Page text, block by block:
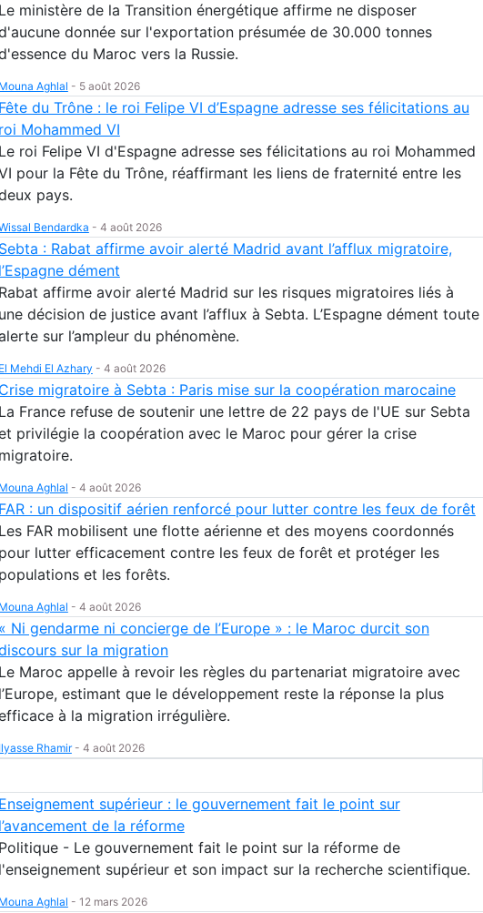
Le ministère de la Transition énergétique affirme ne disposer
donnée sur l'exportation présumée de 30.000 tonnes
du Maroc vers la Russie.
Mouna Aghlal - 5 août 2026
Fête du Trône : le roi Felipe VI d’Espagne adresse ses félicitations au
roi Mohammed VI
Le roi Felipe VI d'Espagne adresse ses félicitations au roi Mohammed
pour la Fête du Trône, réaffirmant les liens de fraternité entre les
pays.
Bendardka - 4 août 2026
Sebta : Rabat affirme avoir alerté Madrid avant l’afflux migratoire,
l’Espagne dément
Rabat affirme avoir alerté Madrid sur les risques migratoires liés à
une décision de justice avant l’afflux à Sebta. L’Espagne dément toute
sur l’ampleur du phénomène.
El Mehdi El Azhary - 4 août 2026
Crise migratoire à Sebta : Paris mise sur la coopération marocaine
La France refuse de soutenir une lettre de 22 pays de l'UE sur Sebta
privilégie la coopération avec le Maroc pour gérer la crise
migratoire.
Mouna Aghlal - 4 août 2026
FAR : un dispositif aérien renforcé pour lutter contre les feux de forêt
Les FAR mobilisent une flotte aérienne et des moyens coordonnés
pour lutter efficacement contre les feux de forêt et protéger les
populations et les forêts.
Mouna Aghlal - 4 août 2026
« Ni gendarme ni concierge de l’Europe » : le Maroc durcit son
sur la migration
Le Maroc appelle à revoir les règles du partenariat migratoire avec
l’Europe, estimant que le développement reste la réponse la plus
à la migration irrégulière.
Ilyasse Rhamir- 4 août 2026
Enseignement supérieur : le gouvernement fait le point sur
l’avancement de la réforme
Politique - Le gouvernement fait le point sur la réforme de
l'enseignement supérieur et son impact sur la recherche scientifique.
Mouna Aghlal - 12 mars 2026